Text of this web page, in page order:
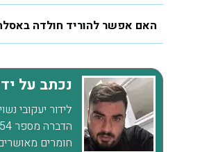
לטרמיטים. תודה על השירות
ואחרי ההדברהיש לציין
הגיע עם כפפות ומסכה כמו
שביקשתי
האם אפשר להוריד חולדה
נכתב על
לידור יעקובי
חומרים